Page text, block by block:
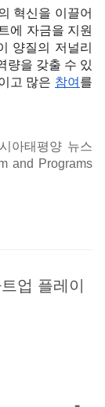
혁신을 이끌어
에 자금을 지원
양질의 저널리
량을 갖출 수 있
고 많은 참여 를
아태평양 뉴스
and Programs
업 플레이